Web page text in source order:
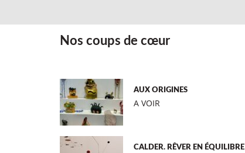
Nos coups de cœur
AUX ORIGINES
A VOIR
CALDER. RÊVER EN ÉQUILIBRE